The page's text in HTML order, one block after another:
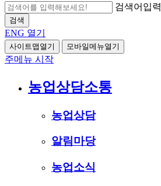
검색어입력
검색
ENG 열기
사이트맵열기 모바일메뉴열기
주메뉴 시작
농업상담소통
농업상담
알림마당
농업소식